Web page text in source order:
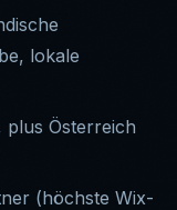
lokale
plus Österreich
(höchste Wix-